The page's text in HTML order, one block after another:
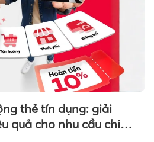
thẻ tín dụng: giải
quả cho nhu cầu chi